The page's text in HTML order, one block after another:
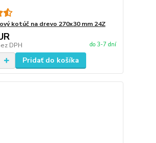
kotúč na drevo 270x30 mm 24Z
DPH do 3-7 dní
Pridať do košíka